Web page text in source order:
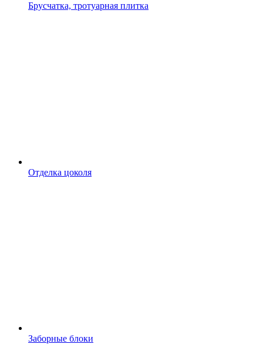
Брусчатка, тротуарная плитка
Отделка цоколя
Заборные блоки